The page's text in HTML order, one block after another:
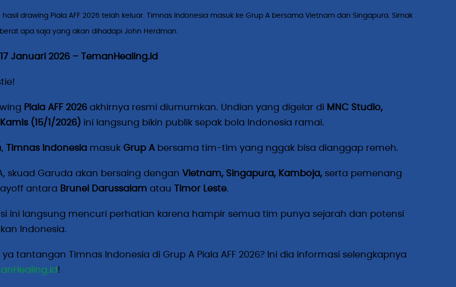
drawing Piala AFF 2026 telah keluar. Timnas Indonesia masuk ke Grup A bersama Vietnam dan Singapura. Simak
apa saja yang akan dihadapi John Herdman.
Januari 2026 – TemanHealing.id
Piala AFF 2026akhirnya resmi diumumkan. Undian yang digelar di MNC Studio,
(15/1/2026) ini langsung bikin publik sepak bola Indonesia ramai.
Timnas Indonesiamasuk Grup Abersama tim-tim yang nggak bisa dianggap remeh.
skuad Garuda akan bersaing dengan Vietnam, Singapura, Kamboja,serta pemenang
antara Brunei Darussalam atau Timor Leste.
ini langsung mencuri perhatian karena hampir semua tim punya sejarah dan potensi
Indonesia.
ya tantangan Timnas Indonesia di Grup A Piala AFF 2026? Ini dia informasi selengkapnya
!